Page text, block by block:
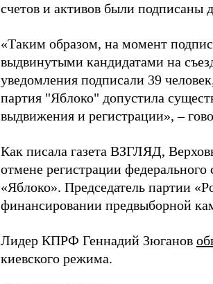
счетов и активов были подписаны
«Таким образом, на момент
выдвинутыми кандидатами на
уведомления подписали 39
партия "Яблоко" допустила
выдвижения и регистрации», –
Как писала газета ВЗГЛЯД,
отмене регистрации
«Яблоко». Председатель партии
финансировании предвыборной
Лидер КПРФ Геннадий Зюганов
киевского режима.